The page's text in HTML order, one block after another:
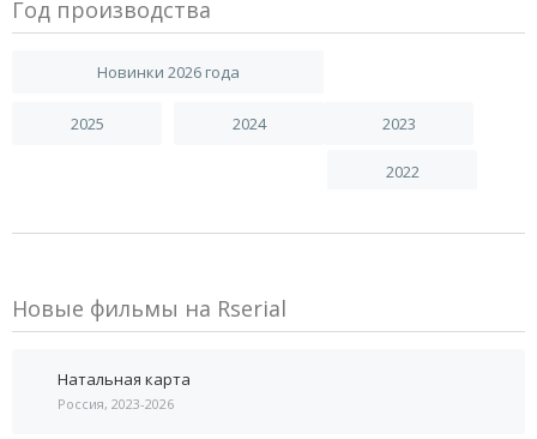
Год производства
Новинки 2026 года
2025 2024 2023
2022
Новые фильмы на Rserial
Натальная карта
Россия, 2023-2026